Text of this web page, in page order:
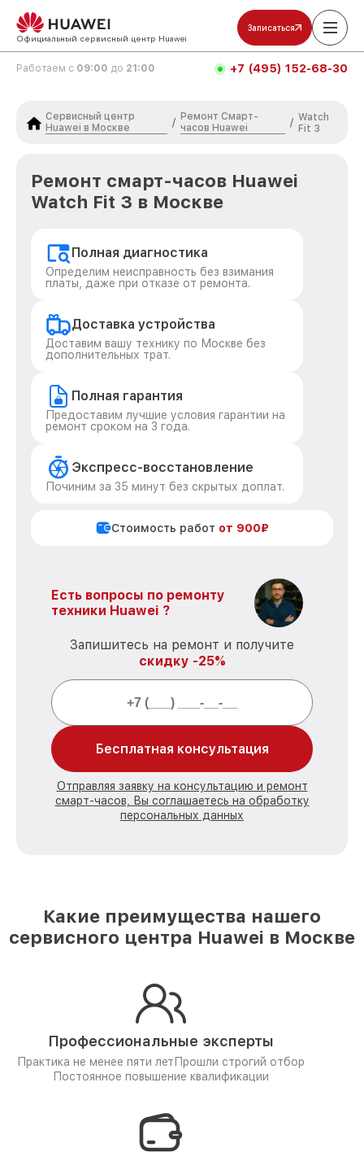
Официальный сервисный центр Huawei
Записаться
Работаем с 09:00 до 21:00 +7 (495) 152-68-30
Сервисный центр
Huawei в Москве
/
Ремонт Смарт-
часов Huawei
/ Watch
Fit 3
Ремонт смарт-часов Huawei
Watch Fit 3 в Москве
Полная диагностика
Определим неисправность без взимания
платы, даже при отказе от ремонта.
Доставка устройства
Доставим вашу технику по Москве без
дополнительных трат.
Полная гарантия
Предоставим лучшие условия гарантии на
ремонт сроком на 3 года.
Экспресс-восстановление
Починим за 35 минут без скрытых доплат.
Стоимость работ от 900₽
Есть вопросы по ремонту
техники Huawei ?
Запишитесь на ремонт и получите
скидку -25%
Бесплатная консультация
Отправляя заявку на консультацию и ремонт
смарт-часов, Вы соглашаетесь на обработку
персональных данных
Какие преимущества нашего
сервисного центра Huawei в Москве
Профессиональные эксперты
Практика не менее пяти лет Прошли строгий отбор
Постоянное повышение квалификации